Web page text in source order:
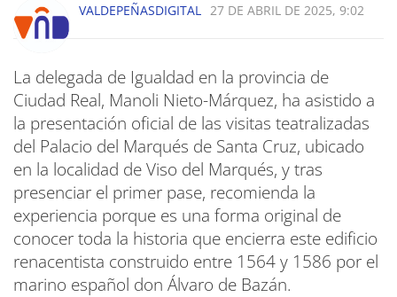
VALDEPEÑASDIGITAL 27 DE ABRIL DE 2025, 9:02
La delegada de Igualdad en la provincia de
Ciudad Real, Manoli Nieto-Márquez, ha asistido a
la presentación oficial de las visitas teatralizadas
del Palacio del Marqués de Santa Cruz, ubicado
en la localidad de Viso del Marqués, y tras
presenciar el primer pase, recomienda la
experiencia porque es una forma original de
conocer toda la historia que encierra este edificio
renacentista construido entre 1564 y 1586 por el
marino español don Álvaro de Bazán.